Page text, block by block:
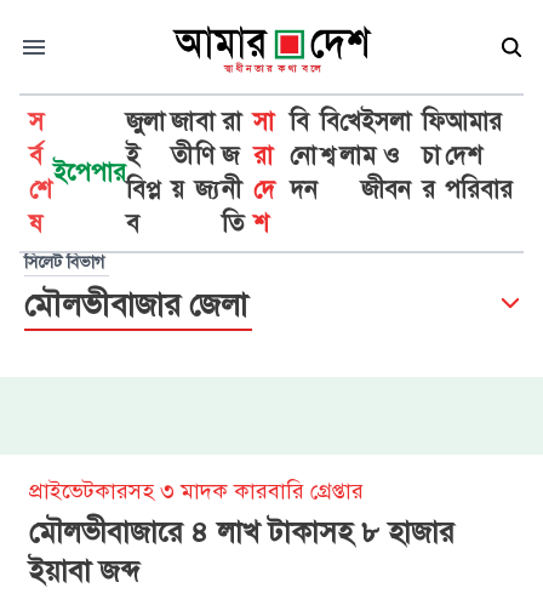
স
র্ব
শে
ষ
ইপেপার
জুলা
ই
বিপ্ল
ব
জা
তী
য়
বা
ণি
জ্য
রা
জ
নী
তি
সা
রা
দে
শ
বি
নো
দন
বি
শ্ব
খে
লা
ইসলা
ম ও
জীবন
ফি
চা
র
আমার
দেশ
পরিবার
সিলেট বিভাগ
মৌলভীবাজার জেলা
প্রাইভেটকারসহ ৩ মাদক কারবারি গ্রেপ্তার
মৌলভীবাজারে ৪ লাখ টাকাসহ ৮ হাজার
ইয়াবা জব্দ